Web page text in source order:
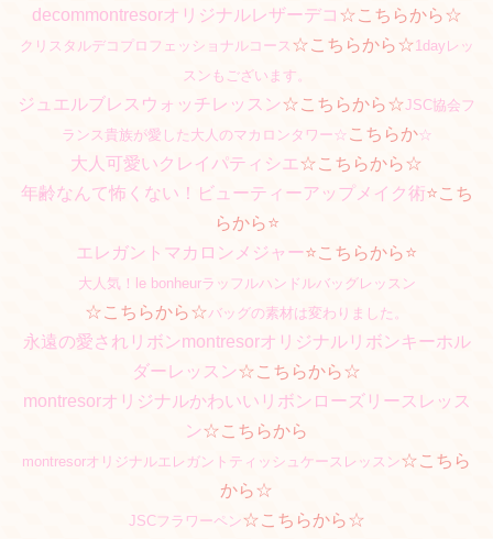
decommontresorオリジナルレザーデコ ☆こちらから☆
クリスタルデコプロフェッショナルコース ☆こちらから☆1dayレッ
スンもございます。
ジュエルブレスウォッチレッスン☆こちらから☆JSC協会フ
ランス貴族が愛した大人のマカロンタワー☆ こちらか☆
大人可愛いクレイパティシエ☆こちらから☆
年齢なんて怖くない！ビューティーアップメイク術⭐️こち
らから⭐️
エレガントマカロンメジャー⭐️こちらから⭐️
大人気！le bonheurラッフルハンドルバッグレッスン
☆こちらから☆バッグの素材は変わりました。
永遠の愛されリボンmontresorオリジナルリボンキーホル
ダーレッスン☆こちらから☆
montresorオリジナルかわいいリボンローズリースレッス
ン☆こちらから
montresorオリジナルエレガントティッシュケースレッスン☆こちら
から☆
JSCフラワーペン☆こちらから☆